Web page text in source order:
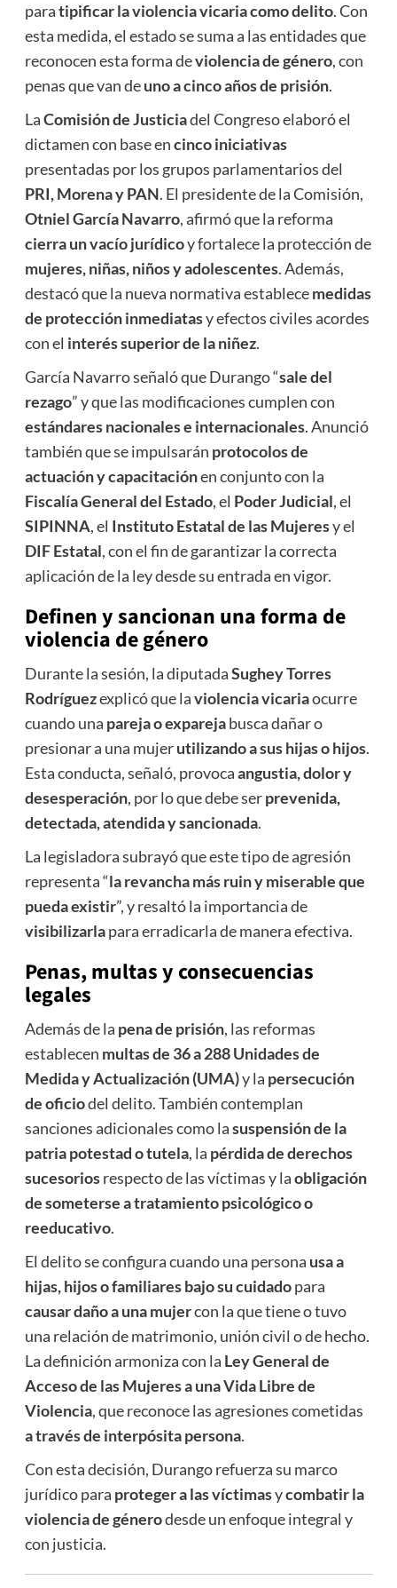
paratipificar la violencia vicaria como delito. Con
esta medida, el estado se suma a las entidades que
reconocen esta forma deviolencia de género, con
penas que van deuno a cinco años de prisión.
LaComisión de Justiciadel Congreso elaboró el
dictamen con base encinco iniciativas
presentadas por los grupos parlamentarios del
PRI, Morena y PAN. El presidente de la Comisión,
Otniel García Navarro, afirmó que la reforma
cierra un vacío jurídicoy fortalece la protección de
mujeres, niñas, niños y adolescentes. Además,
destacó que la nueva normativa establecemedidas
de protección inmediatasy efectos civiles acordes
con el interés superior de la niñez.
García Navarro señaló que Durango “sale del
rezago” y que las modificaciones cumplen con
estándares nacionales e internacionales. Anunció
también que se impulsarán protocolos de
actuación y capacitaciónen conjunto con la
Fiscalía General del Estado, el Poder Judicial, el
SIPINNA, el Instituto Estatal de las Mujeresy el
DIF Estatal, con el fin de garantizar la correcta
aplicación de la ley desde su entrada en vigor.
Definen y sancionan una forma de
violencia de género
Durante la sesión, la diputadaSughey Torres
Rodríguezexplicó que laviolencia vicariaocurre
cuando una pareja o exparejabusca dañar o
presionar a una mujerutilizando a sus hijas o hijos.
Esta conducta, señaló, provocaangustia, dolor y
desesperación, por lo que debe serprevenida,
detectada, atendida y sancionada.
La legisladora subrayó que este tipo de agresión
representa “la revancha más ruin y miserable que
pueda existir”, y resaltó la importancia de
visibilizarlapara erradicarla de manera efectiva.
Penas, multas y consecuencias
legales
Además de la pena de prisión, las reformas
establecen multas de 36 a 288 Unidades de
Medida y Actualización (UMA)y la persecución
de oficiodel delito. También contemplan
sanciones adicionales como lasuspensión de la
patria potestad o tutela, la pérdida de derechos
sucesoriosrespecto de las víctimas y laobligación
de someterse a tratamiento psicológico o
reeducativo.
El delito se configura cuando una persona usa a
hijas, hijos o familiares bajo su cuidadopara
causar daño a una mujercon la que tiene o tuvo
una relación de matrimonio, unión civil o de hecho.
La definición armoniza con la Ley General de
Acceso de las Mujeres a una Vida Libre de
Violencia, que reconoce las agresiones cometidas
a través de interpósita persona.
Con esta decisión, Durango refuerza su marco
jurídico para proteger a las víctimasycombatir la
violencia de génerodesde un enfoque integral y
con justicia.